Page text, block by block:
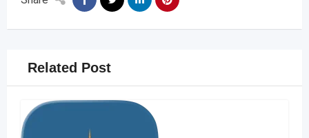
Related Post